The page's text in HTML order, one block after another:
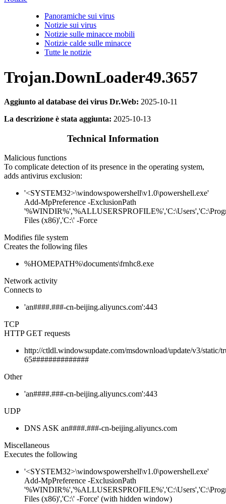
Panoramiche sui virus
Notizie sui virus
Notizie sulle minacce mobili
Notizie calde sulle minacce
Tutte le notizie
Trojan.DownLoader49.3657
Aggiunto al database dei virus Dr.Web: 2025-10-11
La descrizione è stata aggiunta: 2025-10-13
Technical Information
Malicious functions
To complicate detection of its presence in the operating system,
adds antivirus exclusion:
'<SYSTEM32>\windowspowershell\v1.0\powershell.exe'
Add-MpPreference -ExclusionPath
Files (x86)','C:\' -Force
Modifies file system
Creates the following files
%HOMEPATH%\documents\frnhc8.exe
Network activity
Connects to
'an####.###-cn-beijing.aliyuncs.com':443
TCP
HTTP GET requests
http://ctldl.windowsupdate.com/msdownload/update/v3/static/
65##############
Other
'an####.###-cn-beijing.aliyuncs.com':443
UDP
DNS ASK an####.###-cn-beijing.aliyuncs.com
Miscellaneous
Executes the following
'<SYSTEM32>\windowspowershell\v1.0\powershell.exe'
Add-MpPreference -ExclusionPath
Files (x86)','C:\' -Force' (with hidden window)